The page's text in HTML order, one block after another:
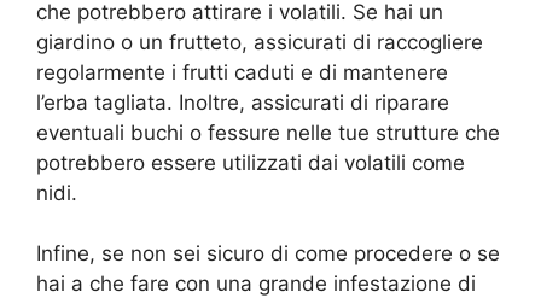
che potrebbero attirare i volatili. Se hai un
giardino o un frutteto, assicurati di raccogliere
regolarmente i frutti caduti e di mantenere
l’erba tagliata. Inoltre, assicurati di riparare
eventuali buchi o fessure nelle tue strutture che
potrebbero essere utilizzati dai volatili come
nidi.
Infine, se non sei sicuro di come procedere o se
hai a che fare con una grande infestazione di